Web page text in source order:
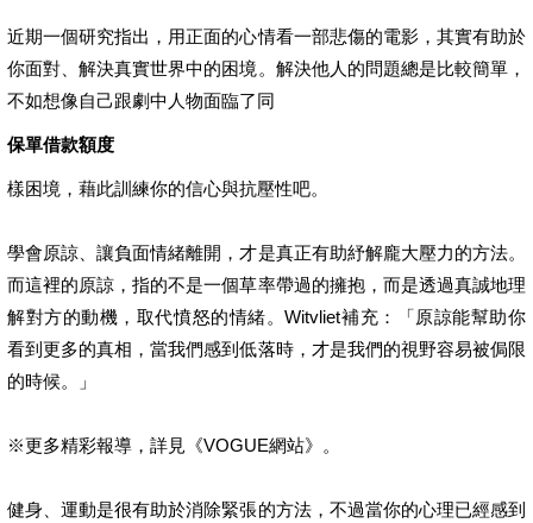
近期一個研究指出，用正面的心情看一部悲傷的電影，其實有助於
你面對、解決真實世界中的困境。解決他人的問題總是比較簡單，
不如想像自己跟劇中人物面臨了同
保單借款額度
樣困境，藉此訓練你的信心與抗壓性吧。
學會原諒、讓負面情緒離開，才是真正有助紓解龐大壓力的方法。
而這裡的原諒，指的不是一個草率帶過的擁抱，而是透過真誠地理
解對方的動機，取代憤怒的情緒。Witvliet補充：「原諒能幫助你
看到更多的真相，當我們感到低落時，才是我們的視野容易被侷限
的時候。」
※更多精彩報導，詳見《VOGUE網站》。
健身、運動是很有助於消除緊張的方法，不過當你的心理已經感到